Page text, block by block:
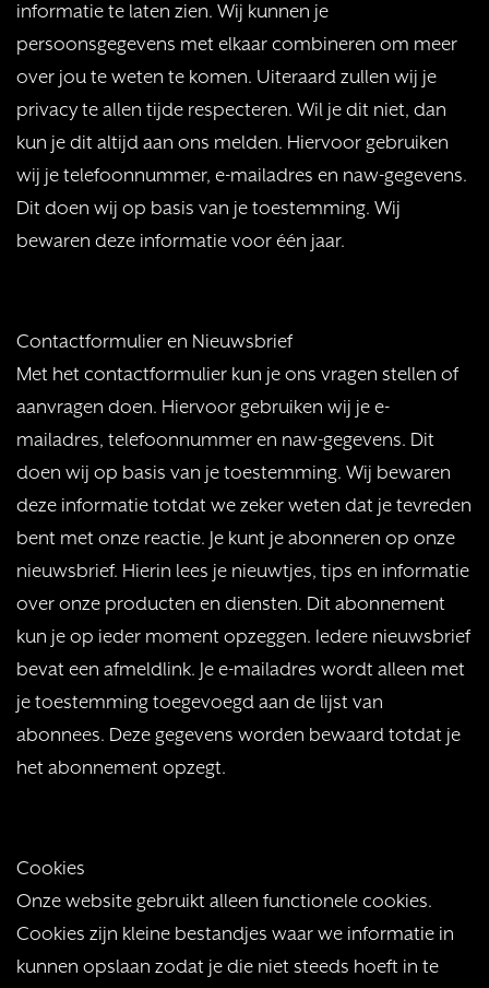
informatie te laten zien. Wij kunnen je
persoonsgegevens met elkaar combineren om meer
over jou te weten te komen. Uiteraard zullen wij je
privacy te allen tijde respecteren. Wil je dit niet, dan
kun je dit altijd aan ons melden. Hiervoor gebruiken
wij je telefoonnummer, e-mailadres en naw-gegevens.
Dit doen wij op basis van je toestemming. Wij
bewaren deze informatie voor één jaar.
Contactformulier en Nieuwsbrief
Met het contactformulier kun je ons vragen stellen of
aanvragen doen. Hiervoor gebruiken wij je e-
mailadres, telefoonnummer en naw-gegevens. Dit
doen wij op basis van je toestemming. Wij bewaren
deze informatie totdat we zeker weten dat je tevreden
bent met onze reactie. Je kunt je abonneren op onze
nieuwsbrief. Hierin lees je nieuwtjes, tips en informatie
over onze producten en diensten. Dit abonnement
kun je op ieder moment opzeggen. Iedere nieuwsbrief
bevat een afmeldlink. Je e-mailadres wordt alleen met
je toestemming toegevoegd aan de lijst van
abonnees. Deze gegevens worden bewaard totdat je
het abonnement opzegt.
Cookies
Onze website gebruikt alleen functionele cookies.
Cookies zijn kleine bestandjes waar we informatie in
kunnen opslaan zodat je die niet steeds hoeft in te